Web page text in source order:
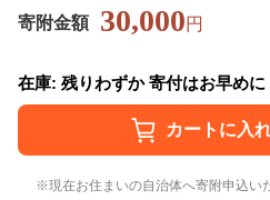
寄附金額 30,000円
在庫: 残りわずか 寄付はお早めに
現在お住まいの自治体へ寄附申込い